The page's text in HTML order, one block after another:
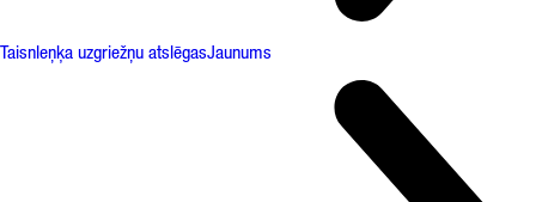
Taisnleņķa uzgriežņu atslēgasJaunums